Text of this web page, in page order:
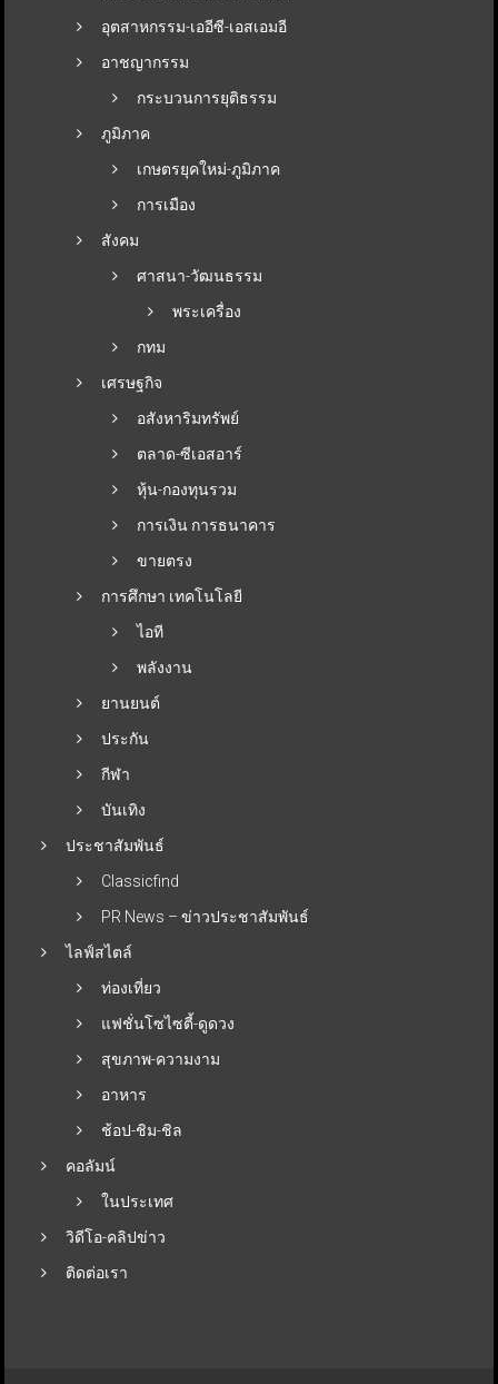
อุตสาหกรรม-เออีซี-เอสเอมอี
อาชญากรรม
กระบวนการยุติธรรม
ภูมิภาค
เกษตรยุคใหม่-ภูมิภาค
การเมือง
สังคม
ศาสนา-วัฒนธรรม
พระเครื่อง
กทม
เศรษฐกิจ
อสังหาริมทรัพย์
ตลาด-ซีเอสอาร์
หุ้น-กองทุนรวม
การเงิน การธนาคาร
ขายตรง
การศึกษา เทคโนโลยี
ไอที
พลังงาน
ยานยนต์
ประกัน
กีฬา
บันเทิง
ประชาสัมพันธ์
Classicfind
PR News – ข่าวประชาสัมพันธ์
ไลฟ์สไตล์
ท่องเที่ยว
แฟชั่นโซไซตี้-ดูดวง
สุขภาพ-ความงาม
อาหาร
ช้อป-ชิม-ชิล
คอลัมน์
ในประเทศ
วิดีโอ-คลิปข่าว
ติดต่อเรา